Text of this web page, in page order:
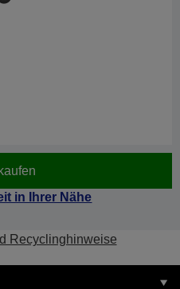
in Ihrer Nähe
Recyclinghinweise